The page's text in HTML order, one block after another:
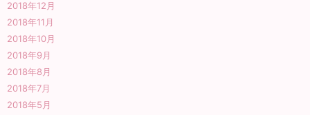
2018年12月
2018年11月
2018年10月
2018年9月
2018年8月
2018年7月
2018年5月